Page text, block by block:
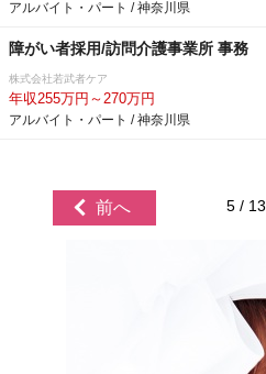
アルバイト・パート / 神奈川県
障がい者採用/訪問介護事業所 事務
株式会社若武者ケア
年収255万円～270万円
アルバイト・パート / 神奈川県
前へ 5 / 13